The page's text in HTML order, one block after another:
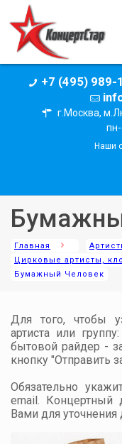
+7 (495) 989-
г.Москва,
пн-
Наши
Главная
Цирковые артисты,
Бумажный Человек
Для того, чтобы
артиста или
бытовой райдер -
кнопку "Отправить
Обязательно
email. Концертный
Вами для уточнения